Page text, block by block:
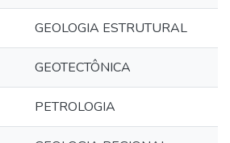
GEOLOGIA ESTRUTURAL
GEOTECTÔNICA
PETROLOGIA